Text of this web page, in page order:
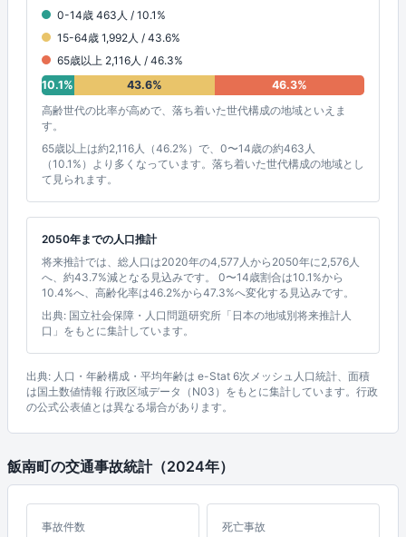
0-14歳 463人 / 10.1%
15-64歳 1,992人 / 43.6%
65歳以上 2,116人 / 46.3%
10.1%
43.6%
46.3%
高齢世代の比率が高めで、落ち着いた世代構成の地域といえま
す。
65歳以上は約2,116人（46.2%）で、0〜14歳の約463人
（10.1%）より多くなっています。落ち着いた世代構成の地域とし
て見られます。
2050年までの人口推計
将来推計では、総人口は2020年の4,577人から2050年に2,576人
へ、約43.7%減となる見込みです。 0〜14歳割合は10.1%から
10.4%へ、高齢化率は46.2%から47.3%へ変化する見込みです。
出典: 国立社会保障・人口問題研究所「日本の地域別将来推計人
口」をもとに集計しています。
出典: 人口・年齢構成・平均年齢は e-Stat 6次メッシュ人口統計、面積
は国土数値情報 行政区域データ（N03）をもとに集計しています。行政
の公式公表値とは異なる場合があります。
飯南町の交通事故統計（2024年）
事故件数 死亡事故